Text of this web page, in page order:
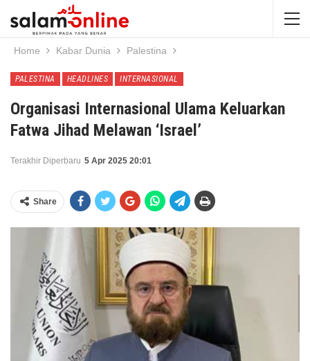
Home Kabar Dunia Palestina
PALESTINA HEADLINES INTERNASIONAL
Organisasi Internasional Ulama Keluarkan
Fatwa Jihad Melawan ‘Israel’
Terakhir Diperbaru 5 Apr 2025 20:01
Share